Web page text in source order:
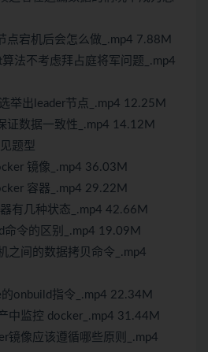
点宕机后会怎么做_.mp4 7.88M
法不考虑拜占庭将军问题_.mp4
举出leader节点_.mp4 12.25M
证数据一致性_.mp4 14.12M
题型
镜像_.mp4 36.03M
容器_.mp4 29.22M
有几种状态_.mp4 42.66M
令的区别_.mp4 19.09M
之间的数据拷贝命令_.mp4
onbuild指令_.mp4 22.34M
中监控 docker_.mp4 31.44M
镜像应该遵循哪些原则_.mp4